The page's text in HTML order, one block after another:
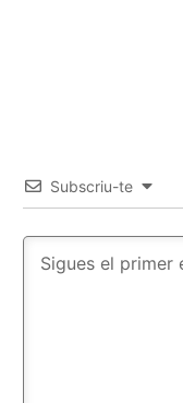
Subscriu-te